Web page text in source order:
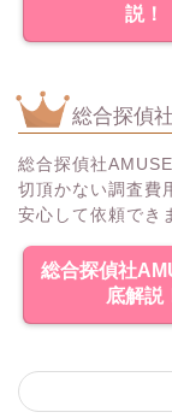
説！
総合探偵
総合探偵社
切頂かない調査費
安心して依頼でき
総合探偵社
底解説